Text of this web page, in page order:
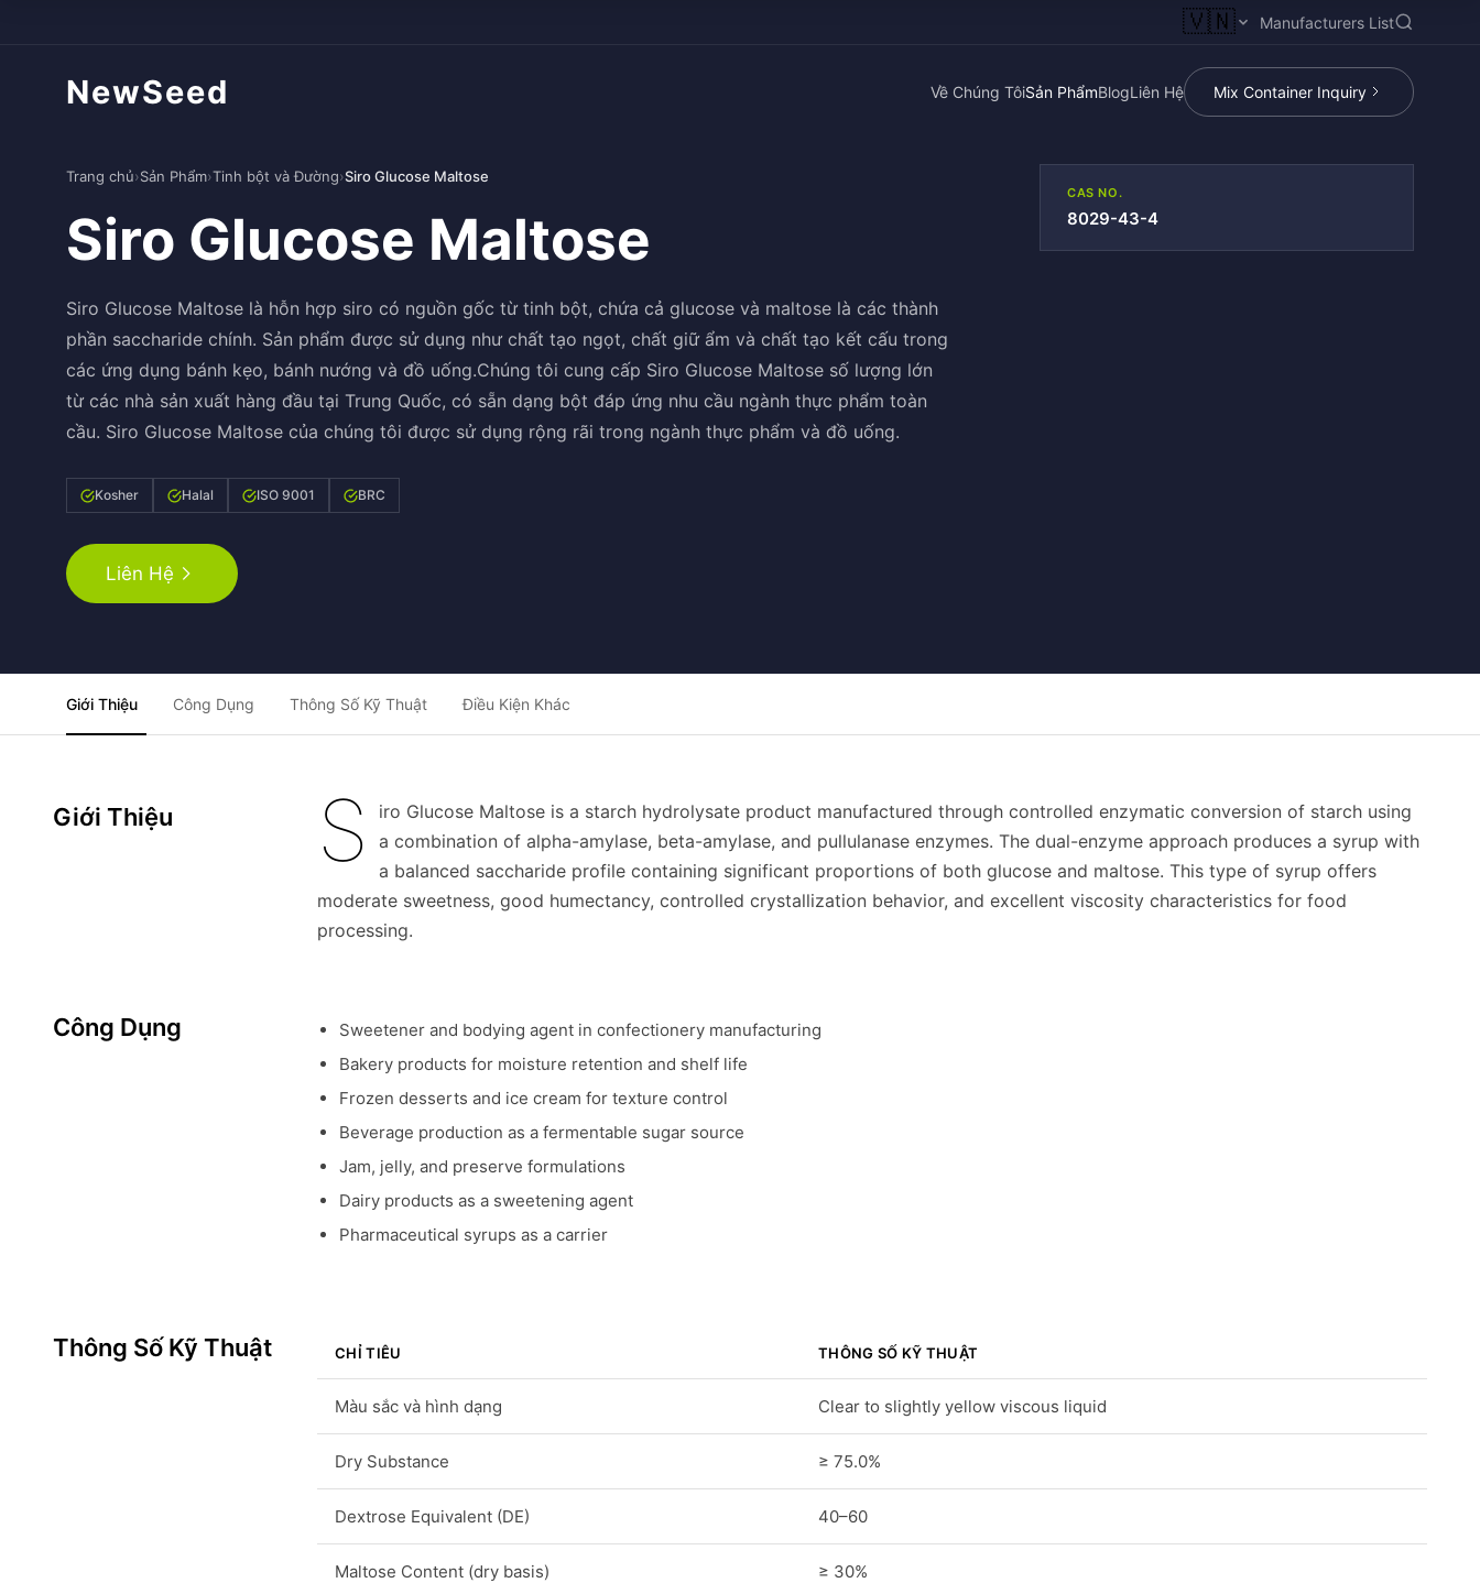
🇻🇳 Manufacturers List
NewSeed Về Chúng TôiSản PhẩmBlogLiên Hệ Mix Container Inquiry
Trang chủ›Sản Phẩm›Tinh bột và Đường›Siro Glucose Maltose
Siro Glucose Maltose
Siro Glucose Maltose là hỗn hợp siro có nguồn gốc từ tinh bột, chứa cả glucose và maltose là các thành
phần saccharide chính. Sản phẩm được sử dụng như chất tạo ngọt, chất giữ ẩm và chất tạo kết cấu trong
các ứng dụng bánh kẹo, bánh nướng và đồ uống.Chúng tôi cung cấp Siro Glucose Maltose số lượng lớn
từ các nhà sản xuất hàng đầu tại Trung Quốc, có sẵn dạng bột đáp ứng nhu cầu ngành thực phẩm toàn
cầu. Siro Glucose Maltose của chúng tôi được sử dụng rộng rãi trong ngành thực phẩm và đồ uống.
Kosher Halal ISO 9001 BRC
Liên Hệ
CAS NO.
8029-43-4
Giới Thiệu Công Dụng Thông Số Kỹ Thuật Điều Kiện Khác
Giới Thiệu S
iro Glucose Maltose is a starch hydrolysate product manufactured through controlled enzymatic conversion of starch using
a combination of alpha-amylase, beta-amylase, and pullulanase enzymes. The dual-enzyme approach produces a syrup with
a balanced saccharide profile containing significant proportions of both glucose and maltose. This type of syrup offers
moderate sweetness, good humectancy, controlled crystallization behavior, and excellent viscosity characteristics for food
processing.
Công Dụng
Sweetener and bodying agent in confectionery manufacturing
Bakery products for moisture retention and shelf life
Frozen desserts and ice cream for texture control
Beverage production as a fermentable sugar source
Jam, jelly, and preserve formulations
Dairy products as a sweetening agent
Pharmaceutical syrups as a carrier
Thông Số Kỹ Thuật CHỈ TIÊU THÔNG SỐ KỸ THUẬT
Màu sắc và hình dạng Clear to slightly yellow viscous liquid
Dry Substance ≥ 75.0%
Dextrose Equivalent (DE) 40–60
Maltose Content (dry basis) ≥ 30%